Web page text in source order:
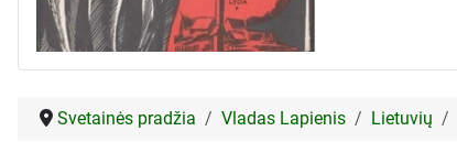
Svetainės pradžia Vladas Lapienis Lietuvių